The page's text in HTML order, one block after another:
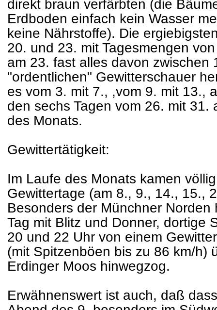
direkt braun verfärbten (die
Erdboden einfach kein Wasser
keine Nährstoffe). Die
20. und 23. mit Tagesmengen
am 23. fast alles davon zwischen
"ordentlichen" Gewitterschauer
es vom 3. mit 7., ,vom 9. mit 13.,
den sechs Tagen vom 26. mit 31.
des Monats.
Gewittertätigkeit:
Im Laufe des Monats kamen
Gewittertage (am 8., 9., 14., 15.,
Besonders der Münchner
Tag mit Blitz und Donner, dortige
20 und 22 Uhr von einem
(mit Spitzenböen bis zu 86 km/h)
Erdinger Moos hinwegzog.
Erwähnenswert ist auch, daß